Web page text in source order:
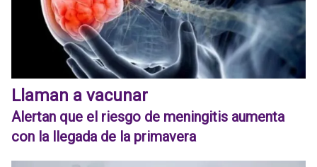
Llaman a vacunar
Alertan que el riesgo de meningitis aumenta
con la llegada de la primavera